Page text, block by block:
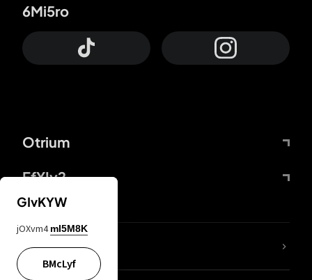
Otrium
FfYIy2
6Mi5ro
65A04M
GIvKYW
jOXvm4 mI5M8K
BMcLyf